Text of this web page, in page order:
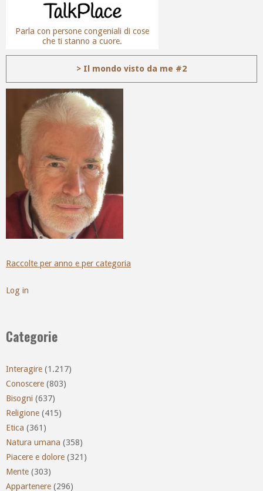
Parla con persone congeniali di cose
che ti stanno a cuore.
> Il mondo visto da me #2
Raccolte per anno e per categoria
Log in
Categorie
Interagire (1.217)
Conoscere (803)
Bisogni (637)
Religione (415)
Etica (361)
Natura umana (358)
Piacere e dolore (321)
Mente (303)
Appartenere (296)